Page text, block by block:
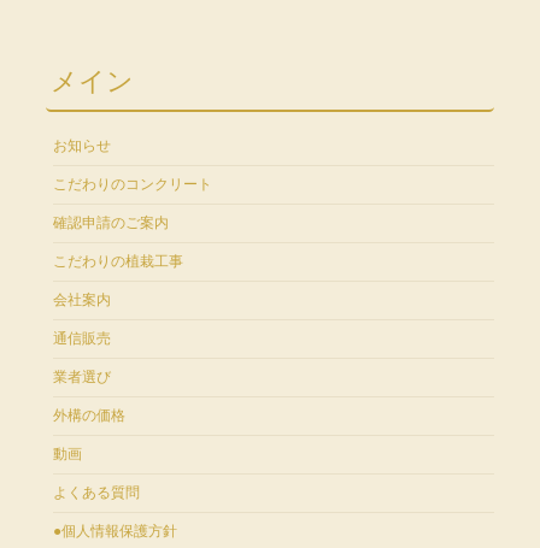
メイン
お知らせ
こだわりのコンクリート
確認申請のご案内
こだわりの植栽工事
会社案内
通信販売
業者選び
外構の価格
動画
よくある質問
●個人情報保護方針